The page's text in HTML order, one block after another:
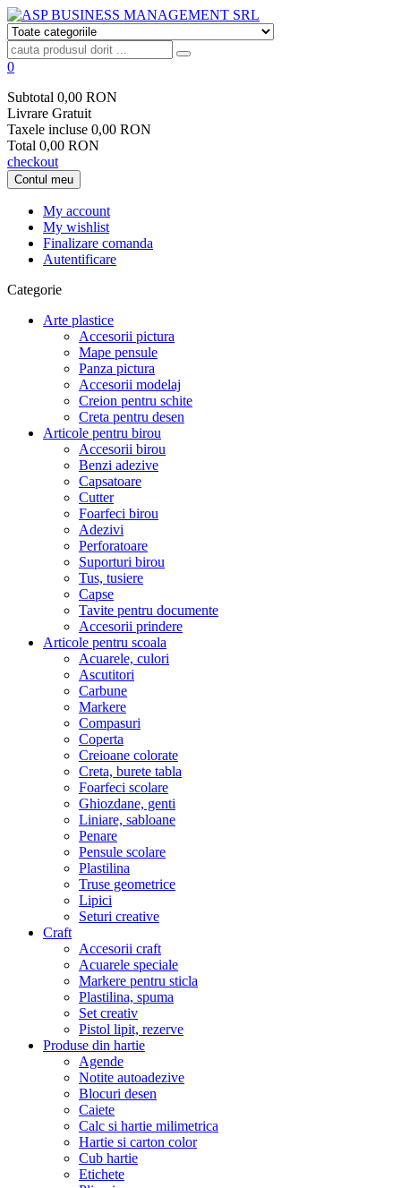
0
Subtotal 0,00 RON
Livrare Gratuit
Taxele incluse 0,00 RON
Total 0,00 RON
checkout
Contul meu
My account
My wishlist
Finalizare comanda
Autentificare
Categorie
Arte plastice
Accesorii pictura
Mape pensule
Panza pictura
Accesorii modelaj
Creion pentru schite
Creta pentru desen
Articole pentru birou
Accesorii birou
Benzi adezive
Capsatoare
Cutter
Foarfeci birou
Adezivi
Perforatoare
Suporturi birou
Tus, tusiere
Capse
Tavite pentru documente
Accesorii prindere
Articole pentru scoala
Acuarele, culori
Ascutitori
Carbune
Markere
Compasuri
Coperta
Creioane colorate
Creta, burete tabla
Foarfeci scolare
Ghiozdane, genti
Liniare, sabloane
Penare
Pensule scolare
Plastilina
Truse geometrice
Lipici
Seturi creative
Craft
Accesorii craft
Acuarele speciale
Markere pentru sticla
Plastilina, spuma
Set creativ
Pistol lipit, rezerve
Produse din hartie
Agende
Notite autoadezive
Blocuri desen
Caiete
Calc si hartie milimetrica
Hartie si carton color
Cub hartie
Etichete